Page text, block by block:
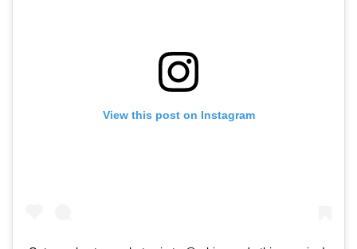
View this post on Instagram